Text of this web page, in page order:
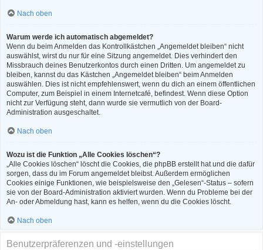
Nach oben
Warum werde ich automatisch abgemeldet?
Wenn du beim Anmelden das Kontrollkästchen „Angemeldet bleiben“ nicht
auswählst, wirst du nur für eine Sitzung angemeldet. Dies verhindert den
Missbrauch deines Benutzerkontos durch einen Dritten. Um angemeldet zu
bleiben, kannst du das Kästchen „Angemeldet bleiben“ beim Anmelden
auswählen. Dies ist nicht empfehlenswert, wenn du dich an einem öffentlichen
Computer, zum Beispiel in einem Internetcafé, befindest. Wenn diese Option
nicht zur Verfügung steht, dann wurde sie vermutlich von der Board-
Administration ausgeschaltet.
Nach oben
Wozu ist die Funktion „Alle Cookies löschen“?
„Alle Cookies löschen“ löscht die Cookies, die phpBB erstellt hat und die dafür
sorgen, dass du im Forum angemeldet bleibst. Außerdem ermöglichen
Cookies einige Funktionen, wie beispielsweise den „Gelesen“-Status – sofern
sie von der Board-Administration aktiviert wurden. Wenn du Probleme bei der
An- oder Abmeldung hast, kann es helfen, wenn du die Cookies löscht.
Nach oben
Benutzerpräferenzen und -einstellungen